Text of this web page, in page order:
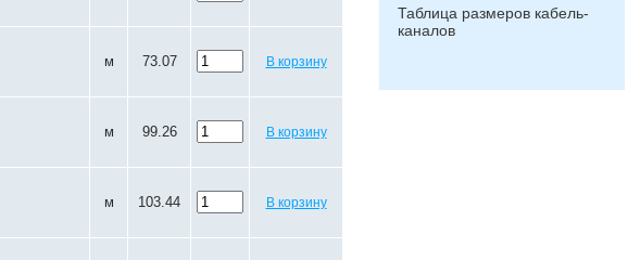
м 73.07 В корзину
м 99.26 В корзину
м 103.44 В корзину
Таблица размеров кабель-
каналов